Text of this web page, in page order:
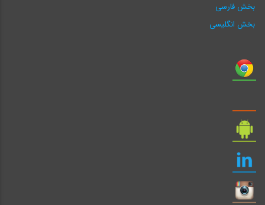
بخش فارسی
بخش انگلیسی